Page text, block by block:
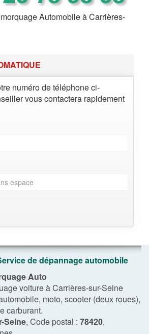
Automobile à Carrières-
numéro de téléphone ci-
vous contactera rapidement
de dépannage automobile
Auto
voiture à Carrières-sur-Seine
moto, scooter (deux roues),
carburant.
Seine, Code postal : 78420,